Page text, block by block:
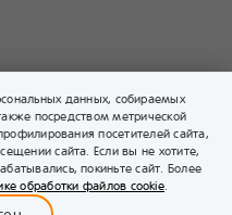
0
Nestlé S.A. (Швейцария).
данных, собираемых
посредством метрической
посетителей сайта,
сайта. Если вы не хотите,
покиньте сайт. Более
обработки файлов cookie.